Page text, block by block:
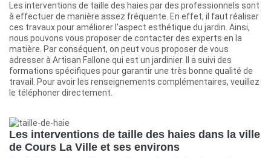
Les interventions de taille des haies par des professionnels sont
à effectuer de manière assez fréquente. En effet, il faut réaliser
ces travaux pour améliorer l'aspect esthétique du jardin. Ainsi,
nous pouvons vous proposer de contacter des experts en la
matière. Par conséquent, on peut vous proposer de vous
adresser à Artisan Fallone qui est un jardinier. Il a suivi des
formations spécifiques pour garantir une très bonne qualité de
travail. Pour avoir les renseignements complémentaires, veuillez
le téléphoner directement.
Les interventions de taille des haies dans la ville
de Cours La Ville et ses environs